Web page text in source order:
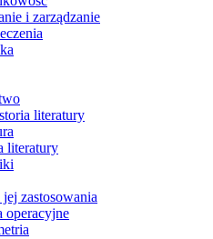
i zarządzanie
literatury
literatury
zastosowania
operacyjne